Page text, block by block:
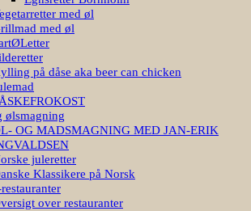
med øl
med øl
på dåse aka beer can chicken
ølsmagning
OG MADSMAGNING MED JAN-ERIK
juleretter
Klassikere på Norsk
over restauranter